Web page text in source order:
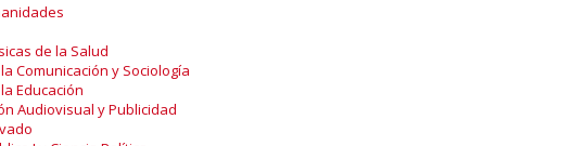
de la Salud
Comunicación y Sociología
Educación
Audiovisual y Publicidad